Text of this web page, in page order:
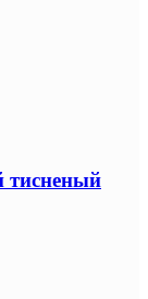
тисненый